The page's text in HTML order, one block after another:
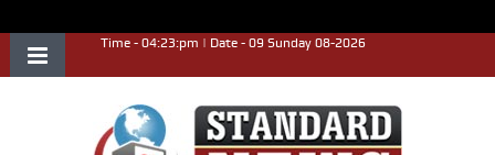
Time - 04:23:pm | Date - 09 Sunday 08-2026